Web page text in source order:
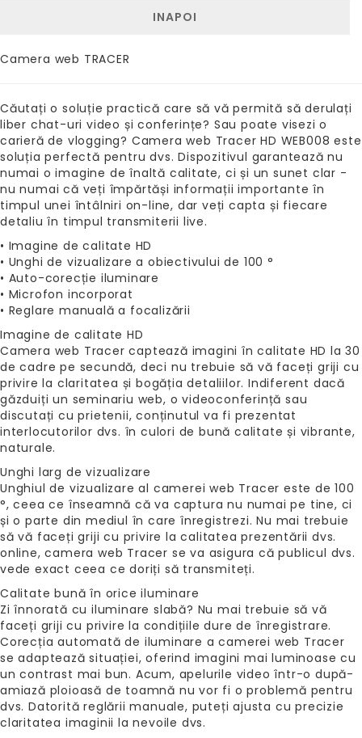
INAPOI
Camera web TRACER
Căutați o soluție practică care să vă permită să derulați
liber chat-uri video și conferințe? Sau poate visezi o
carieră de vlogging? Camera web Tracer HD WEB008 este
soluția perfectă pentru dvs. Dispozitivul garantează nu
numai o imagine de înaltă calitate, ci și un sunet clar -
nu numai că veți împărtăși informații importante în
timpul unei întâlniri on-line, dar veți capta și fiecare
detaliu în timpul transmiterii live.
• Imagine de calitate HD
• Unghi de vizualizare a obiectivului de 100 °
• Auto-corecție iluminare
• Microfon incorporat
• Reglare manuală a focalizării
Imagine de calitate HD
Camera web Tracer captează imagini în calitate HD la 30
de cadre pe secundă, deci nu trebuie să vă faceți griji cu
privire la claritatea și bogăția detaliilor. Indiferent dacă
găzduiți un seminariu web, o videoconferință sau
discutați cu prietenii, conținutul va fi prezentat
interlocutorilor dvs. în culori de bună calitate și vibrante,
naturale.
Unghi larg de vizualizare
Unghiul de vizualizare al camerei web Tracer este de 100
°, ceea ce înseamnă că va captura nu numai pe tine, ci
și o parte din mediul în care înregistrezi. Nu mai trebuie
să vă faceți griji cu privire la calitatea prezentării dvs.
online, camera web Tracer se va asigura că publicul dvs.
vede exact ceea ce doriți să transmiteți.
Calitate bună în orice iluminare
Zi înnorată cu iluminare slabă? Nu mai trebuie să vă
faceți griji cu privire la condițiile dure de înregistrare.
Corecția automată de iluminare a camerei web Tracer
se adaptează situației, oferind imagini mai luminoase cu
un contrast mai bun. Acum, apelurile video într-o după-
amiază ploioasă de toamnă nu vor fi o problemă pentru
dvs. Datorită reglării manuale, puteți ajusta cu precizie
claritatea imaginii la nevoile dvs.